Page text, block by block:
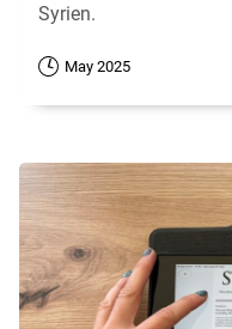
Syrien.
May 2025